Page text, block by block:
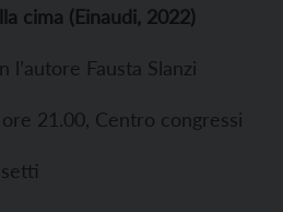
cima (Einaudi, 2022)
l’autore Fausta Slanzi
, ore 21.00, Centro congressi